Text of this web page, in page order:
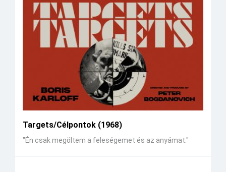
Targets/Célpontok (1968)
"Én csak megöltem a feleségemet és az anyámat."